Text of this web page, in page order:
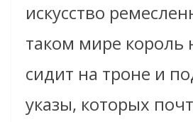
искусство
таком мире король
сидит на троне и
указы, которых